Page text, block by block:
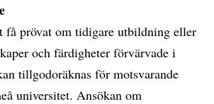
få prövat om tidigare utbildning eller
och färdigheter förvärvade i
tillgodoräknas för motsvarande
universitet. Ansökan om